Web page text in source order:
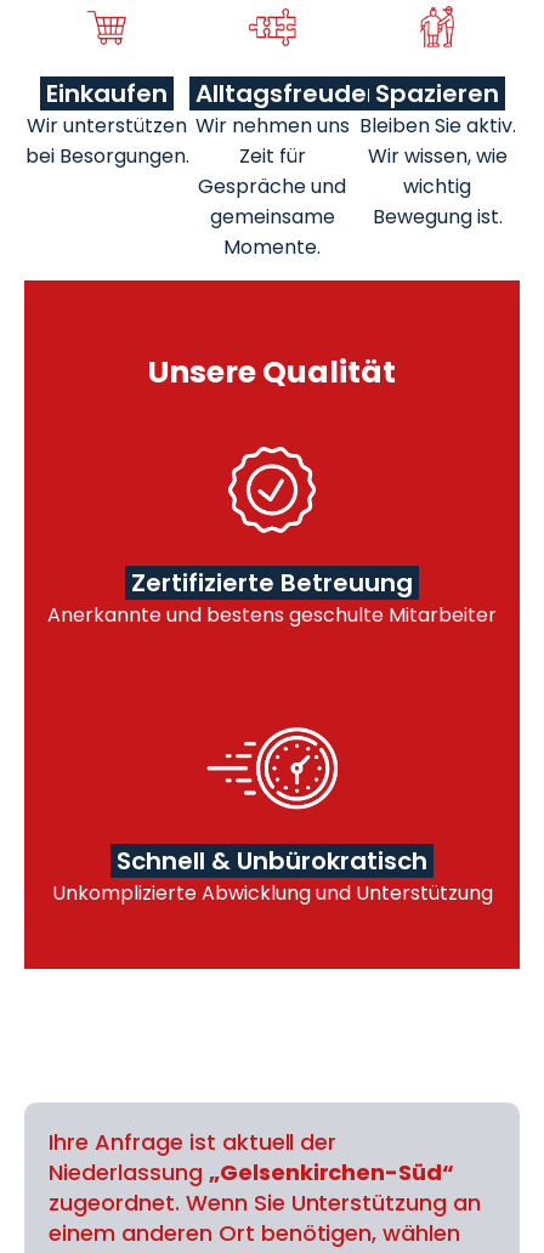
Einkaufen
Wir unterstützen
bei Besorgungen.
Alltagsfreuden
Wir nehmen uns
Zeit für
Gespräche und
gemeinsame
Momente.
Spazieren
Bleiben Sie aktiv.
Wir wissen, wie
wichtig
Bewegung ist.
Unsere Qualität
Zertifizierte Betreuung
Anerkannte und bestens geschulte Mitarbeiter
Schnell & Unbürokratisch
Unkomplizierte Abwicklung und Unterstützung
Ihre Anfrage ist aktuell der
Niederlassung „Gelsenkirchen-Süd“
zugeordnet. Wenn Sie Unterstützung an
einem anderen Ort benötigen, wählen